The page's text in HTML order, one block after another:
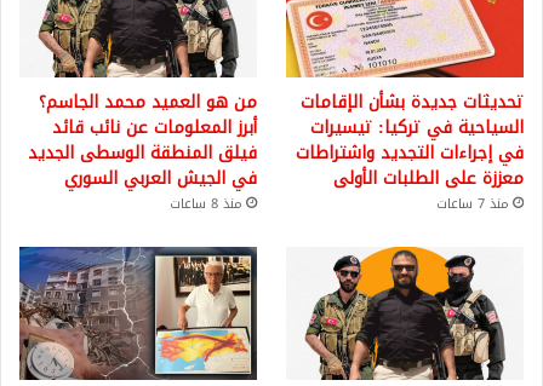
تحديثات جديدة بشأن الإقامات
السياحية في تركيا: تيسيرات
في إجراءات التجديد واشتراطات
معززة على الطلبات الأولى
منذ 7 ساعات
من هو العميد محمد الجاسم؟
أبرز المعلومات عن نائب قائد
فيلق المنطقة الوسطى الجديد
في الجيش العربي السوري
منذ 8 ساعات